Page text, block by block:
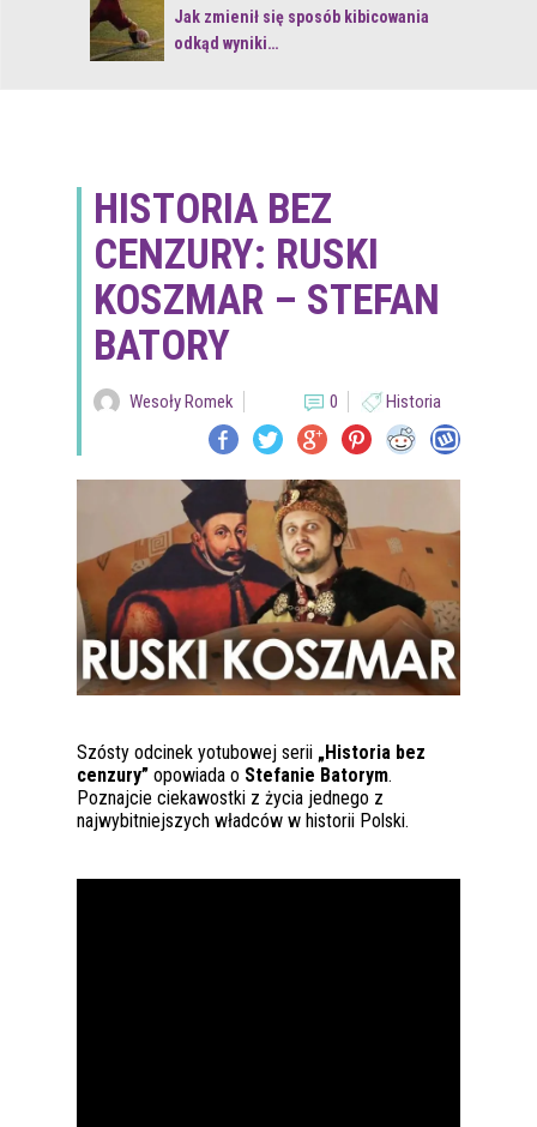
Jak zmienił się sposób kibicowania
odkąd wyniki…
HISTORIA BEZ
CENZURY: RUSKI
KOSZMAR – STEFAN
BATORY
Wesoły Romek 0 Historia
Szósty odcinek yotubowej serii „Historia bez
cenzury” opowiada o Stefanie Batorym.
Poznajcie ciekawostki z życia jednego z
najwybitniejszych władców w historii Polski.